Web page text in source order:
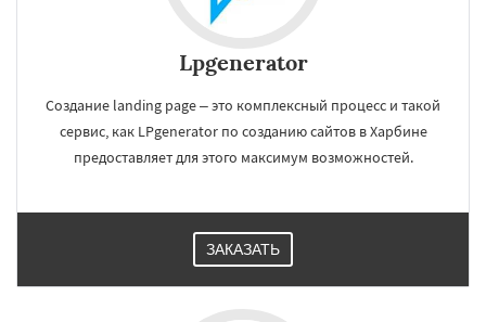
Lpgenerator
Создание landing page – это комплексный процесс и такой
сервис, как LPgenerator по созданию сайтов в Харбине
предоставляет для этого максимум возможностей.
ЗАКАЗАТЬ